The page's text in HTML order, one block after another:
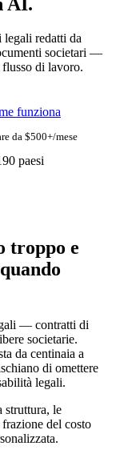
redatti da
societari —
di lavoro.
funziona
da $500+/mese
paesi
troppo e
— contratti di
societarie.
da centinaia a
di omettere
legali.
struttura, le
del costo